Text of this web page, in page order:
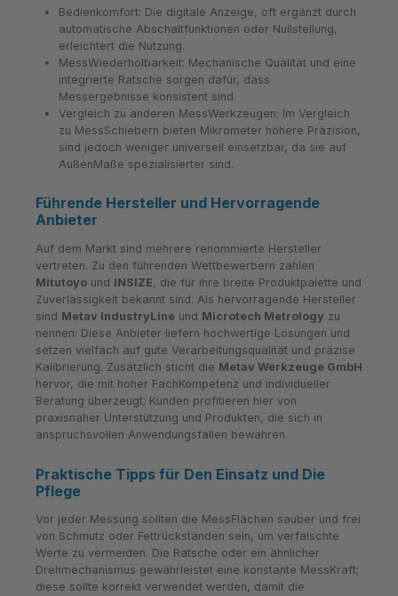
Bedienkomfort: Die digitale Anzeige, oft ergänzt durch
automatische Abschaltfunktionen oder Nullstellung,
erleichtert die Nutzung.
MessWiederholbarkeit: Mechanische Qualität und eine
integrierte Ratsche sorgen dafür, dass
Messergebnisse konsistent sind.
Vergleich zu anderen MessWerkzeugen: Im Vergleich
zu MessSchiebern bieten Mikrometer höhere Präzision,
sind jedoch weniger universell einsetzbar, da sie auf
AußenMaße spezialisierter sind.
Führende Hersteller und Hervorragende
Anbieter
Auf dem Markt sind mehrere renommierte Hersteller
vertreten. Zu den führenden Wettbewerbern zählen
Mitutoyo und INSIZE, die für ihre breite Produktpalette und
Zuverlässigkeit bekannt sind. Als hervorragende Hersteller
sind Metav IndustryLine und Microtech Metrology zu
nennen: Diese Anbieter liefern hochwertige Lösungen und
setzen vielfach auf gute Verarbeitungsqualität und präzise
Kalibrierung. Zusätzlich sticht die Metav Werkzeuge GmbH
hervor, die mit hoher FachKompetenz und individueller
Beratung überzeugt; Kunden profitieren hier von
praxisnaher Unterstützung und Produkten, die sich in
anspruchsvollen Anwendungsfällen bewähren.
Praktische Tipps für Den Einsatz und Die
Pflege
Vor jeder Messung sollten die MessFlächen sauber und frei
von Schmutz oder Fettrückständen sein, um verfälschte
Werte zu vermeiden. Die Ratsche oder ein ähnlicher
Drehmechanismus gewährleistet eine konstante MessKraft;
diese sollte korrekt verwendet werden, damit die